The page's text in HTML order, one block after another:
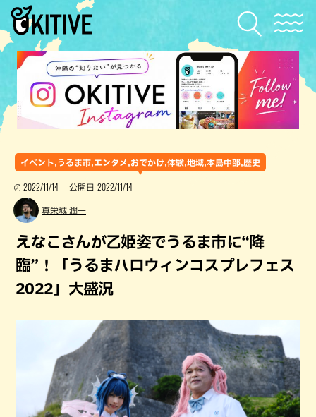
イベント,うるま市,エンタメ,おでかけ,体験,地域,本島中部,歴史
2022/11/14 公開日 2022/11/14
真栄城 潤一
えなこさんが乙姫姿でうるま市に“降
臨”！「うるまハロウィンコスプレフェス
2022」大盛況